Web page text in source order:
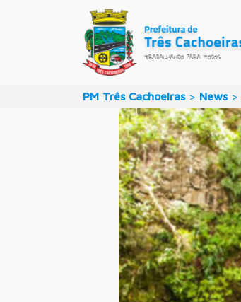
PM Três Cachoeiras > News >